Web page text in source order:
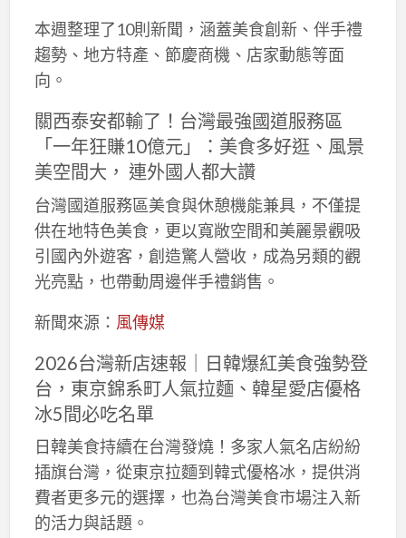
本週整理了10則新聞，涵蓋美食創新、伴手禮
趨勢、地方特產、節慶商機、店家動態等面
向。
關西泰安都輸了！台灣最強國道服務區
「一年狂賺10億元」：美食多好逛、風景
美空間大， 連外國人都大讚
台灣國道服務區美食與休憩機能兼具，不僅提
供在地特色美食，更以寬敞空間和美麗景觀吸
引國內外遊客，創造驚人營收，成為另類的觀
光亮點，也帶動周邊伴手禮銷售。
新聞來源： 風傳媒
2026台灣新店速報｜日韓爆紅美食強勢登
台，東京錦系町人氣拉麵、韓星愛店優格
冰5間必吃名單
日韓美食持續在台灣發燒！多家人氣名店紛紛
插旗台灣，從東京拉麵到韓式優格冰，提供消
費者更多元的選擇，也為台灣美食市場注入新
的活力與話題。